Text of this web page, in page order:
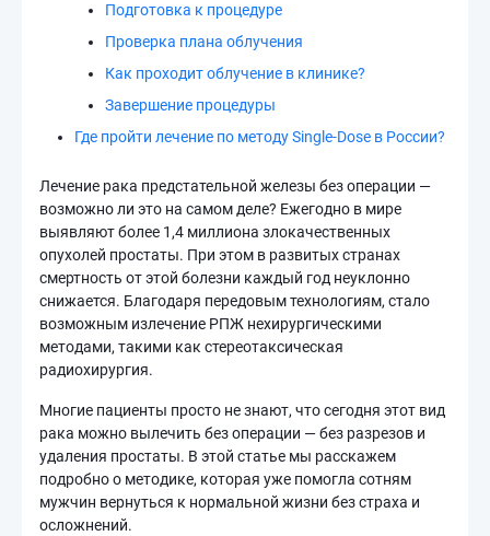
Подготовка к процедуре
Проверка плана облучения
Как проходит облучение в клинике?
Завершение процедуры
Где пройти лечение по методу Single-Dose в России?
Лечение рака предстательной железы без операции —
возможно ли это на самом деле? Ежегодно в мире
выявляют более 1,4 миллиона злокачественных
опухолей простаты. При этом в развитых странах
смертность от этой болезни каждый год неуклонно
снижается. Благодаря передовым технологиям, стало
возможным излечение РПЖ нехирургическими
методами, такими как стереотаксическая
радиохирургия.
Многие пациенты просто не знают, что сегодня этот вид
рака можно вылечить без операции — без разрезов и
удаления простаты. В этой статье мы расскажем
подробно о методике, которая уже помогла сотням
мужчин вернуться к нормальной жизни без страха и
осложнений.